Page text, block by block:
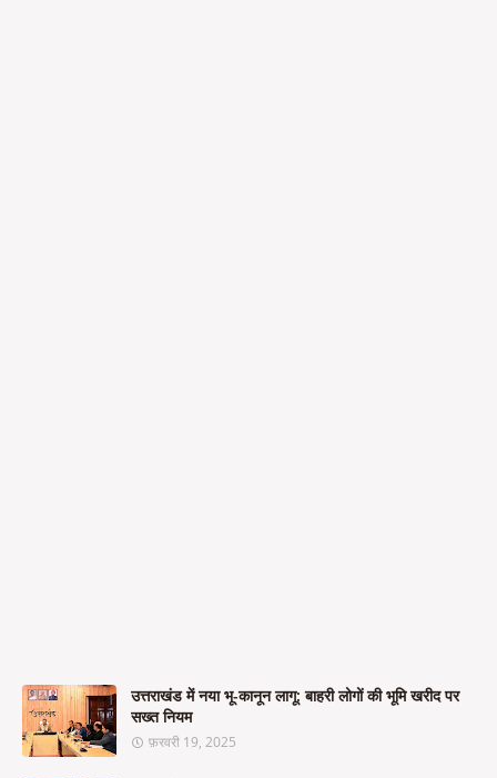
उत्तराखंड में नया भू-कानून लागू: बाहरी लोगों की भूमि खरीद पर
सख्त नियम
फ़रवरी 19, 2025